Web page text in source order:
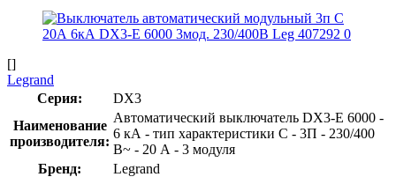
[]
Legrand
Серия:
DX3
Наименование
производителя:
Автоматический выключатель DX3-E 6000 -
6 кА - тип характеристики C - 3П - 230/400
В~ - 20 А - 3 модуля
Бренд:
Legrand